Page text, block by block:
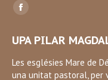
Find us on:
Facebook
opens
in
new
UPA PILAR
Les esglésies Mare de
una unitat pastoral, per